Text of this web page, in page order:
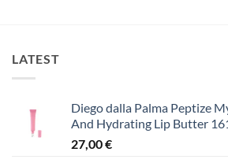
LATEST
Diego dalla Palma Peptize
And Hydrating Lip Butter
27,00€